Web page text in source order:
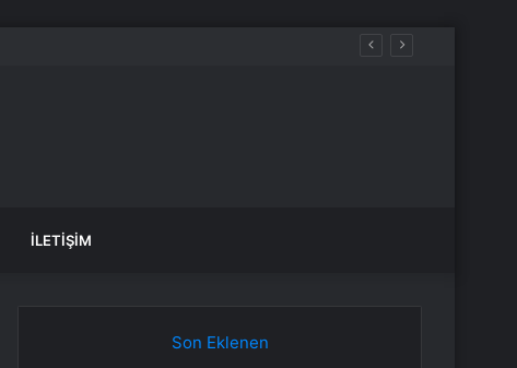
İLETIŞIM
Son Eklenen